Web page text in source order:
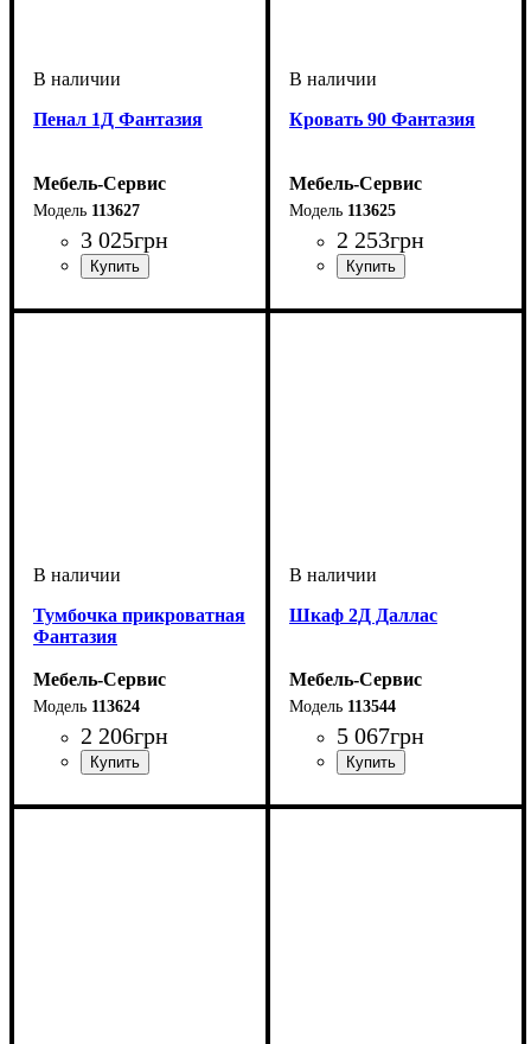
Пенал 1Д Фантазия
Мебель-Сервис
113627
3 025грн
Кровать 90 Фантазия
Мебель-Сервис
113625
2 253грн
Тумбочка прикроватная
Фантазия
Мебель-Сервис
113624
2 206грн
Шкаф 2Д Даллас
Мебель-Сервис
113544
5 067грн